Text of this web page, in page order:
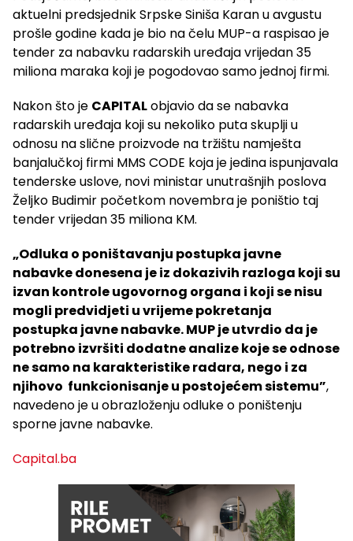
aktuelni predsjednik Srpske Siniša Karan u avgustu
prošle godine kada je bio na čelu MUP-a raspisao je
tender za nabavku radarskih uređaja vrijedan 35
miliona maraka koji je pogodovao samo jednoj firmi.
Nakon što je CAPITALobjavio da se nabavka
radarskih uređaja koji su nekoliko puta skuplji u
odnosu na slične proizvode na tržištu namješta
banjalučkoj firmi MMS CODE koja je jedina ispunjavala
tenderske uslove, novi ministar unutrašnjih poslova
Željko Budimir početkom novembra je poništio taj
tender vrijedan 35 miliona KM.
„Odluka o poništavanju postupka javne
nabavke donesena je iz dokazivih razloga koji su
izvan kontrole ugovornog organa i koji se nisu
mogli predvidjeti u vrijeme pokretanja
postupka javne nabavke. MUP je utvrdio da je
potrebno izvršiti dodatne analize koje se odnose
ne samo na karakteristike radara, nego i za
njihovo funkcionisanje u postojećem sistemu”,
navedeno je u obrazloženju odluke o poništenju
sporne javne nabavke.
Capital.ba